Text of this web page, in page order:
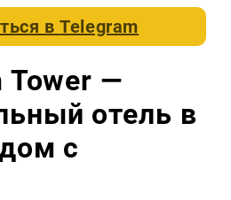
вTelegram
Tower —
отель в
с